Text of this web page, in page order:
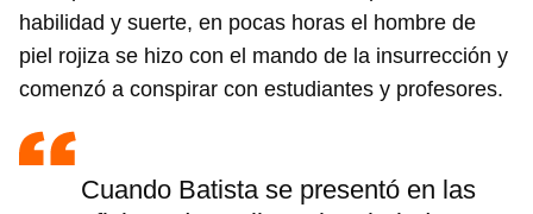
habilidad y suerte, en pocas horas el hombre de
piel rojiza se hizo con el mando de la insurrección y
comenzó a conspirar con estudiantes y profesores.
Cuando Batista se presentó en las